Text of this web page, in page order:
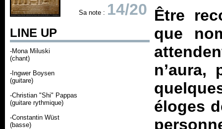
Sa note : 14/20
LINE UP
-Mona Miluski
(chant)
-Ingwer Boysen
(guitare)
-Christian "Shi" Pappas
(guitare rythmique)
-Constantin Wüst
(basse)
Être
que
éloges